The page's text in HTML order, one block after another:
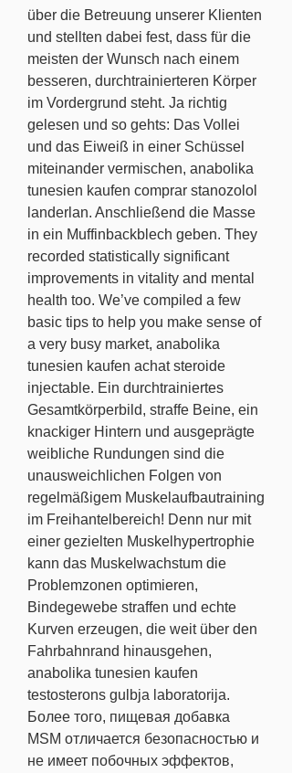
über die Betreuung unserer Klienten
und stellten dabei fest, dass für die
meisten der Wunsch nach einem
besseren, durchtrainierteren Körper
im Vordergrund steht. Ja richtig
gelesen und so gehts: Das Vollei
und das Eiweiß in einer Schüssel
miteinander vermischen, anabolika
tunesien kaufen comprar stanozolol
landerlan. Anschließend die Masse
in ein Muffinbackblech geben. They
recorded statistically significant
improvements in vitality and mental
health too. We’ve compiled a few
basic tips to help you make sense of
a very busy market, anabolika
tunesien kaufen achat steroide
injectable. Ein durchtrainiertes
Gesamtkörperbild, straffe Beine, ein
knackiger Hintern und ausgeprägte
weibliche Rundungen sind die
unausweichlichen Folgen von
regelmäßigem Muskelaufbautraining
im Freihantelbereich! Denn nur mit
einer gezielten Muskelhypertrophie
kann das Muskelwachstum die
Problemzonen optimieren,
Bindegewebe straffen und echte
Kurven erzeugen, die weit über den
Fahrbahnrand hinausgehen,
anabolika tunesien kaufen
testosterons gulbja laboratorija.
Более того, пищевая добавка
MSM отличается безопасностью и
не имеет побочных эффектов,